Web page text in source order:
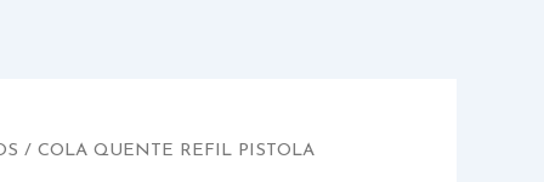
/ COLA QUENTE REFIL PISTOLA